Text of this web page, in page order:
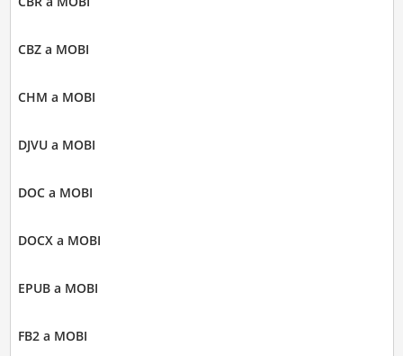
CBZ a MOBI
CHM a MOBI
DJVU a MOBI
DOC a MOBI
DOCX a MOBI
EPUB a MOBI
FB2 a MOBI